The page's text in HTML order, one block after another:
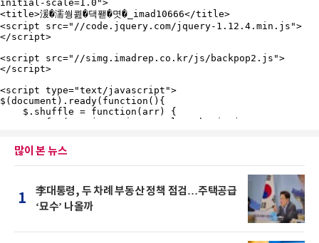
많이 본 뉴스
1
李대통령, 두 차례 부동산 정책 점검…주택공급
‘묘수’ 나올까